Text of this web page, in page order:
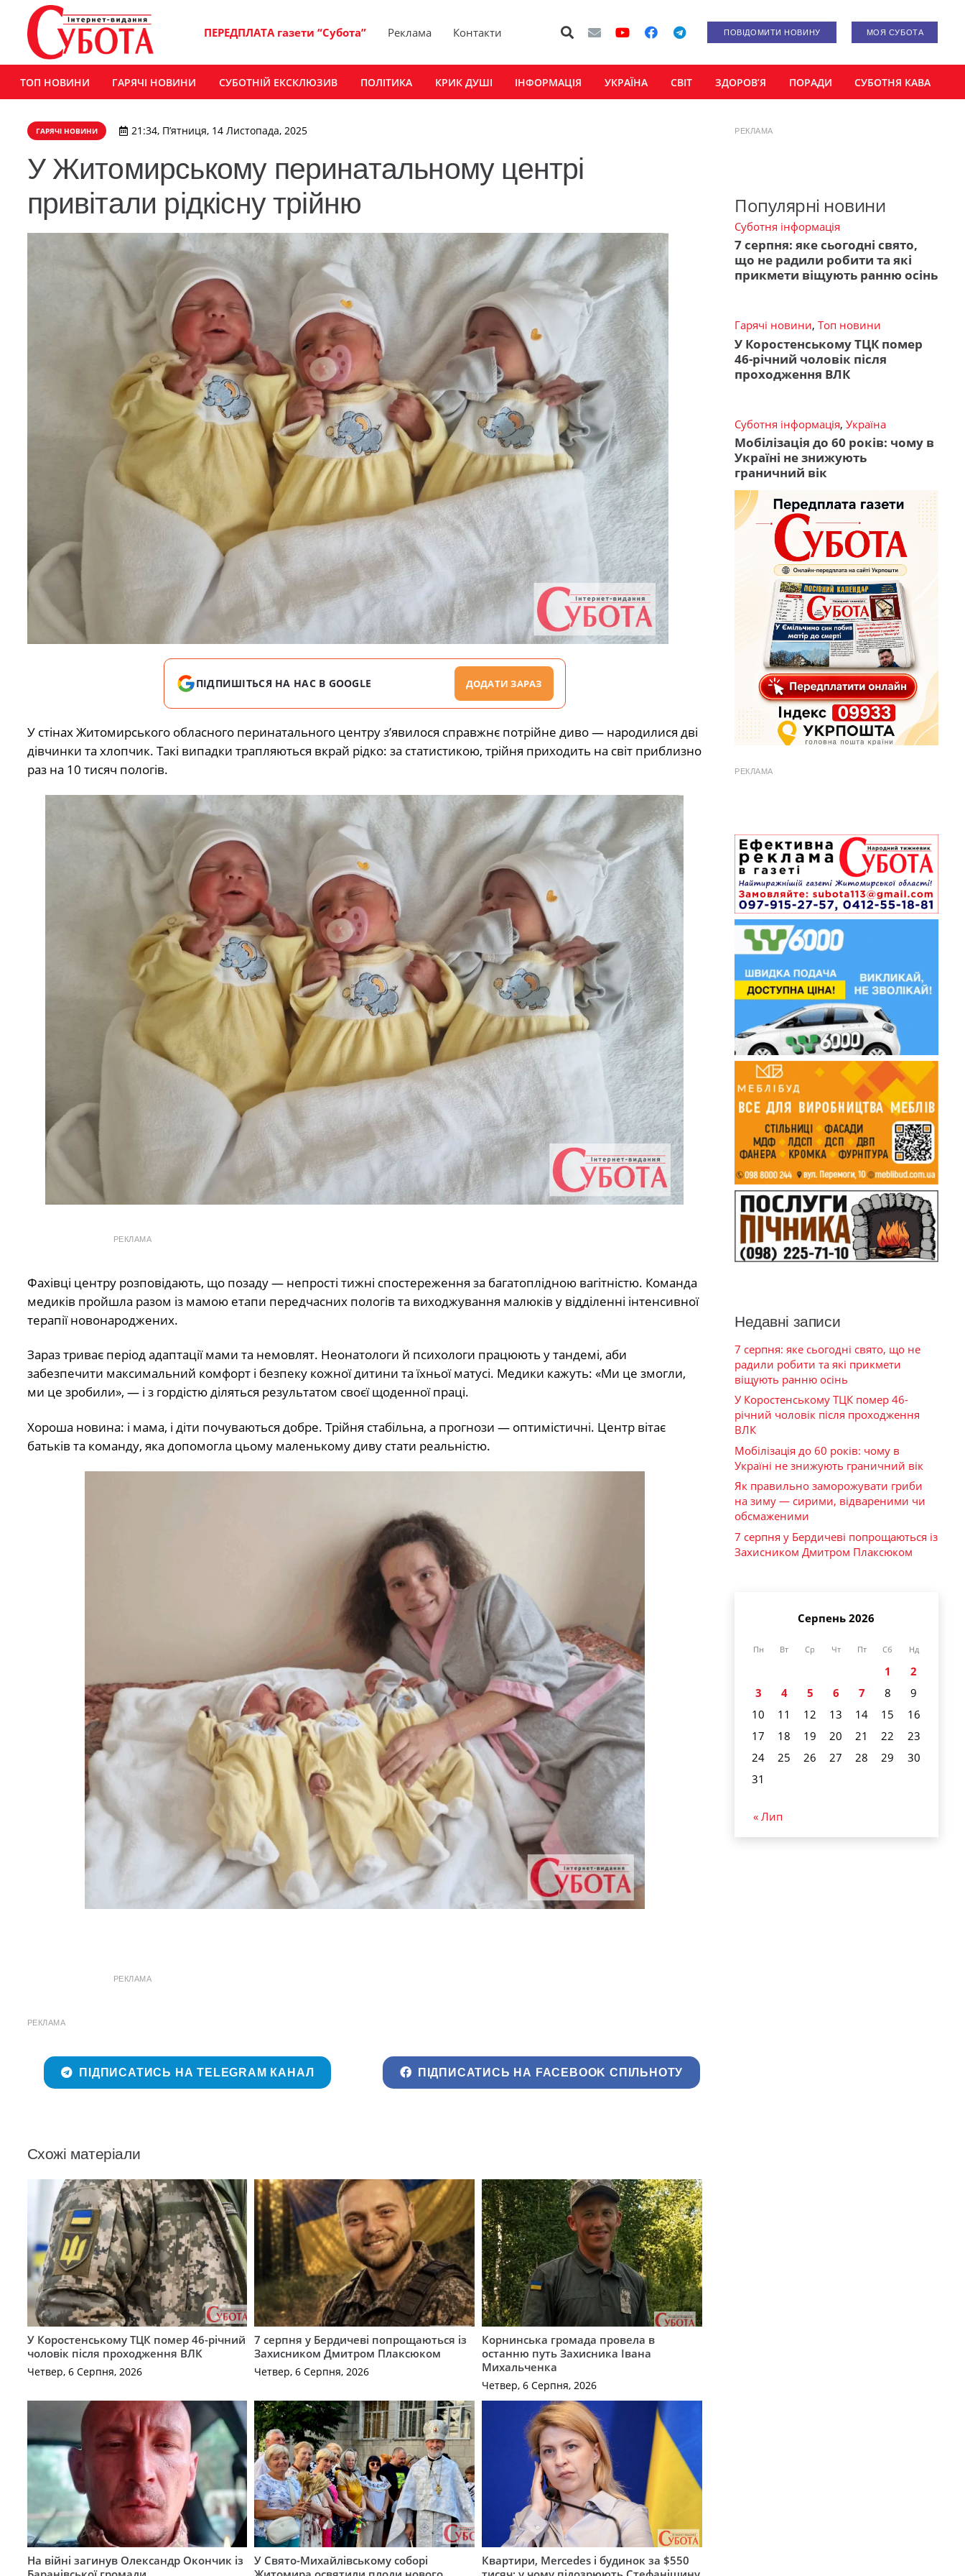
ПЕРЕДПЛАТА газети “Субота” Реклама Контакти ПОВІДОМИТИ НОВИНУ МОЯ СУБОТА
ТОП НОВИНИ ГАРЯЧІ НОВИНИ СУБОТНІЙ ЕКСКЛЮЗИВ ПОЛІТИКА КРИК ДУШІ ІНФОРМАЦІЯ УКРАЇНА СВІТ ЗДОРОВ’Я ПОРАДИ СУБОТНЯ КАВА
ГАРЯЧІ НОВИНИ 21:34, П’ятниця, 14 Листопада, 2025
У Житомирському перинатальному центрі
привітали рідкісну трійню
ПІДПИШІТЬСЯ НА НАС В GOOGLE ДОДАТИ ЗАРАЗ
У стінах Житомирського обласного перинатального центру з’явилося справжнє потрійне диво — народилися дві
дівчинки та хлопчик. Такі випадки трапляються вкрай рідко: за статистикою, трійня приходить на світ приблизно
раз на 10 тисяч пологів.
РЕКЛАМА
Фахівці центру розповідають, що позаду — непрості тижні спостереження за багатоплідною вагітністю. Команда
медиків пройшла разом із мамою етапи передчасних пологів та виходжування малюків у відділенні інтенсивної
терапії новонароджених.
Зараз триває період адаптації мами та немовлят. Неонатологи й психологи працюють у тандемі, аби
забезпечити максимальний комфорт і безпеку кожної дитини та їхньої матусі. Медики кажуть: «Ми це змогли,
ми це зробили», — і з гордістю діляться результатом своєї щоденної праці.
Хороша новина: і мама, і діти почуваються добре. Трійня стабільна, а прогнози — оптимістичні. Центр вітає
батьків та команду, яка допомогла цьому маленькому диву стати реальністю.
РЕКЛАМА
РЕКЛАМА
ПІДПИСАТИСЬ НА TELEGRAM КАНАЛ ПІДПИСАТИСЬ НА FACEBOOK СПІЛЬНОТУ
Схожі матеріали
У Коростенському ТЦК помер 46-річний
чоловік після проходження ВЛК
Четвер, 6 Серпня, 2026
7 серпня у Бердичеві попрощаються із
Захисником Дмитром Плаксюком
Четвер, 6 Серпня, 2026
Корнинська громада провела в
останню путь Захисника Івана
Михальченка
Четвер, 6 Серпня, 2026
На війні загинув Олександр Окончик із
У Свято-Михайлівському соборі
Квартири, Mercedes і будинок за $550
РЕКЛАМА
Популярні новини
Суботня інформація
7 серпня: яке сьогодні свято,
що не радили робити та які
прикмети віщують ранню осінь
Гарячі новини, Топ новини
У Коростенському ТЦК помер
46-річний чоловік після
проходження ВЛК
Суботня інформація, Україна
Мобілізація до 60 років: чому в
Україні не знижують
граничний вік
РЕКЛАМА
Недавні записи
7 серпня: яке сьогодні свято, що не
радили робити та які прикмети
віщують ранню осінь
У Коростенському ТЦК помер 46-
річний чоловік після проходження
ВЛК
Мобілізація до 60 років: чому в
Україні не знижують граничний вік
Як правильно заморожувати гриби
на зиму — сирими, відвареними чи
обсмаженими
7 серпня у Бердичеві попрощаються із
Захисником Дмитром Плаксюком
Серпень 2026
Пн Вт Ср Чт Пт Сб Нд
1
2
3
4 5 6 7 8
9
10
11 12 13 14 15
16
17
18 19 20 21 22
23
24
25 26 27 28 29
30
31
« Лип